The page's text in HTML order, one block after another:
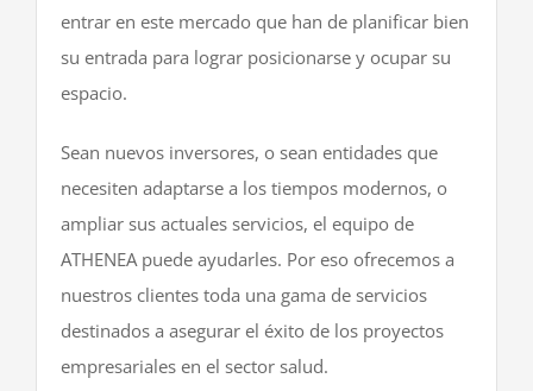
entrar en este mercado que han de planificar bien
su entrada para lograr posicionarse y ocupar su
espacio.
Sean nuevos inversores, o sean entidades que
necesiten adaptarse a los tiempos modernos, o
ampliar sus actuales servicios, el equipo de
ATHENEA puede ayudarles. Por eso ofrecemos a
nuestros clientes toda una gama de servicios
destinados a asegurar el éxito de los proyectos
empresariales en el sector salud.